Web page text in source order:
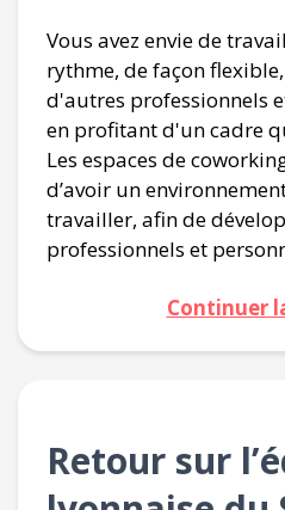
Vous avez envie de
rythme, de façon
d'autres professionnels
en profitant d'un cadre
Les espaces de
d’avoir un
travailler, afin de
professionnels et
Continuer
Retour sur